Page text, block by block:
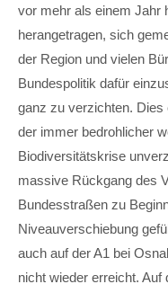
Cum sociis natoque
montes, nascetur
ultricies nec.
vor mehr als einem Jahr
herangetragen, sich
der Region und vielen
Bundespolitik dafür
ganz zu verzichten.
der immer bedrohlicher
Biodiversitätskrise
massive Rückgang des
Bundesstraßen zu
Niveauverschiebung
auch auf der A1 bei
nicht wieder erreicht.